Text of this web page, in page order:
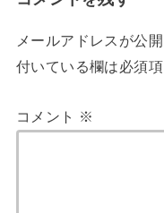
メールアドレスが公
付いている欄は必須
コメント ※